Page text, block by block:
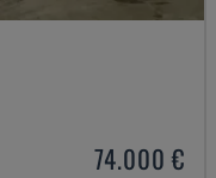
74.000 €